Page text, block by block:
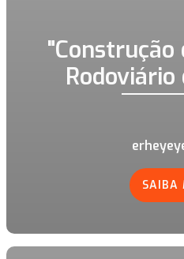
Rodoviário
SAIBA